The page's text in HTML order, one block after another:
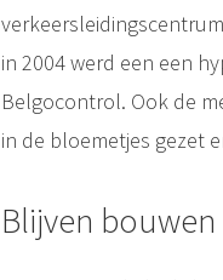
in 2004 werd een een
Belgocontrol. Ook de
in de bloemetjes gezet
Blijven